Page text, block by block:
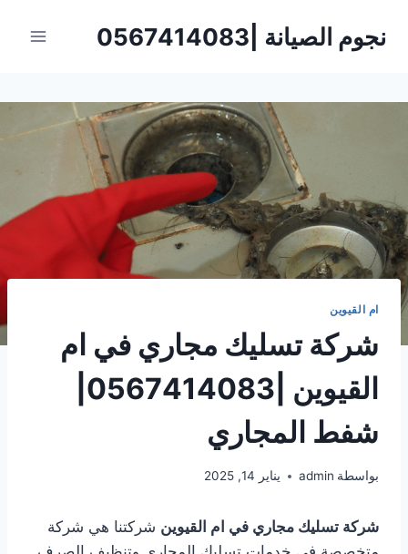
نجوم الصيانة |0567414083
ام القيوين
شركة تسليك مجاري في ام
شفط المجاري
بواسطة admin يناير 14, 2025
شركة تسليك مجاري في ام القيوين شركتنا هي شركة